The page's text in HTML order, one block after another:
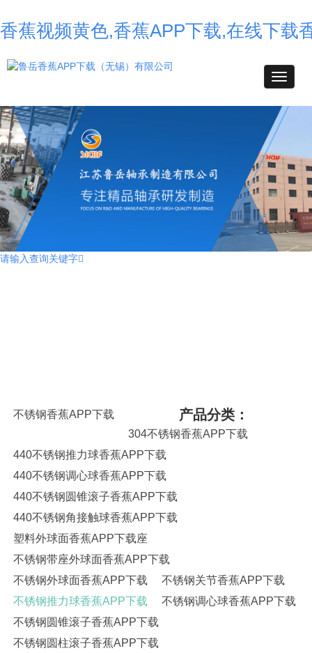
香蕉视频黄色,香蕉APP下载,在线下载
请输入查询关键字
产品分类：
不锈钢香蕉APP下载
304不锈钢香蕉APP下载
440不锈钢推力球香蕉APP下载
440不锈钢调心球香蕉APP下载
440不锈钢圆锥滚子香蕉APP下载
440不锈钢角接触球香蕉APP下载
塑料外球面香蕉APP下载座
不锈钢带座外球面香蕉APP下载
不锈钢外球面香蕉APP下载
不锈钢关节香蕉APP下载
不锈钢推力球香蕉APP下载
不锈钢调心球香蕉APP下载
不锈钢圆锥滚子香蕉APP下载
不锈钢圆柱滚子香蕉APP下载